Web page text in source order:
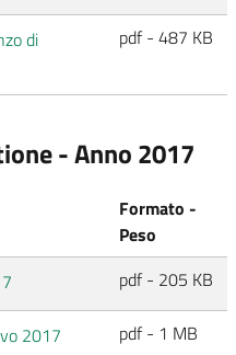
di
pdf - 487 KB
- Anno 2017
Formato -
Peso
pdf - 205 KB
2017 pdf - 1 MB